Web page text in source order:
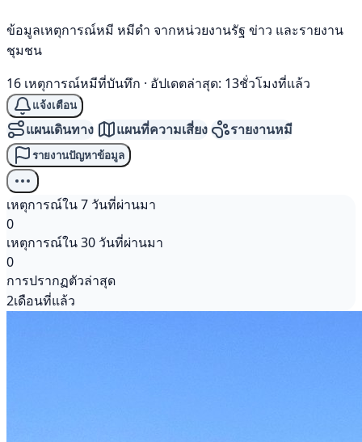
ข้อมูลเหตุการณ์หมี หมีดำ จากหน่วยงานรัฐ ข่าว และรายงาน
ชุมชน
16 เหตุการณ์หมีที่บันทึก · อัปเดตล่าสุด: 13ชั่วโมงที่แล้ว
แจ้งเตือน
แผนเดินทาง แผนที่ความเสี่ยง รายงานหมี
รายงานปัญหาข้อมูล
เหตุการณ์ใน 7 วันที่ผ่านมา
0
เหตุการณ์ใน 30 วันที่ผ่านมา
0
การปรากฏตัวล่าสุด
2เดือนที่แล้ว